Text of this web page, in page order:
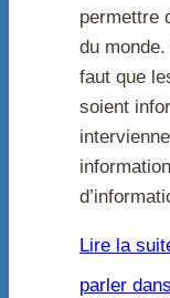
permettre
du
faut que
soient
Lire la
parler